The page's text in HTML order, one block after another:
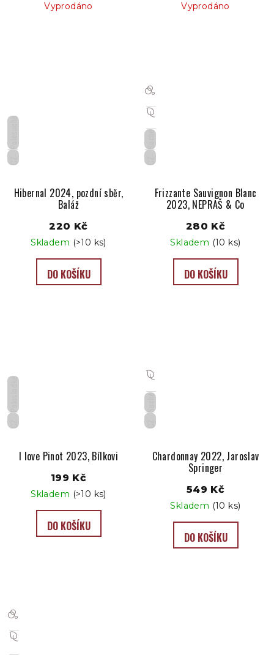
Vyprodáno Vyprodáno
CZ
Hibernal 2024, pozdní sběr,
Baláž
220 Kč
Skladem (>10 ks)
DO KOŠÍKU
CZ
Suché
Frizzante Sauvignon Blanc
2023, NEPRAŠ & Co
280 Kč
Skladem (10 ks)
DO KOŠÍKU
CZ
I love Pinot 2023, Bílkovi
199 Kč
Skladem (>10 ks)
DO KOŠÍKU
CZ
Suché
Chardonnay 2022, Jaroslav
Springer
549 Kč
Skladem (10 ks)
DO KOŠÍKU